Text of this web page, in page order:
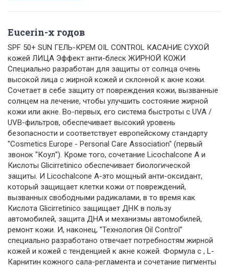
Eucerin-х годов
SPF 50+ SUN ГЕЛЬ-КРЕМ OIL CONTROL КАСАНИЕ СУХОЙ
кожей ЛИЦА Эффект анти-блеск ЖИРНОЙ КОЖИ
Специально разработан для защиты от солнца очень
высокой лица с жирной кожей и склонной к акне кожи.
Сочетает в себе защиту от повреждения кожи, вызванные
солнцем на лечение, чтобы улучшить состояние жирной
кожи или акне. Во-первых, его система быстроты с UVA /
UVB-фильтров, обеспечивает высокий уровень
безопасности и соответствует европейскому стандарту
"Cosmetics Europe - Personal Care Association" (первый
звонок "Коул"). Кроме того, сочетание Licochalcone A и
Кислоты Glicirretinico обеспечивает биологической
защиты. И Licochalcone A-это мощный анти-оксидант,
который защищает клетки кожи от повреждений,
вызванных свободными радикалами, в то время как
Кислота Glicirretinico защищает ДНК в пользу
автомобилей, защита ДНА и механизмы автомобилей,
ремонт кожи. И, наконец, "Технология Oil Control"
специально разработано отвечает потребностям жирной
кожей и кожей с тенденцией к акне кожей. Формула с , L-
Карнитин кожного сала-регламента и сочетание пигменты